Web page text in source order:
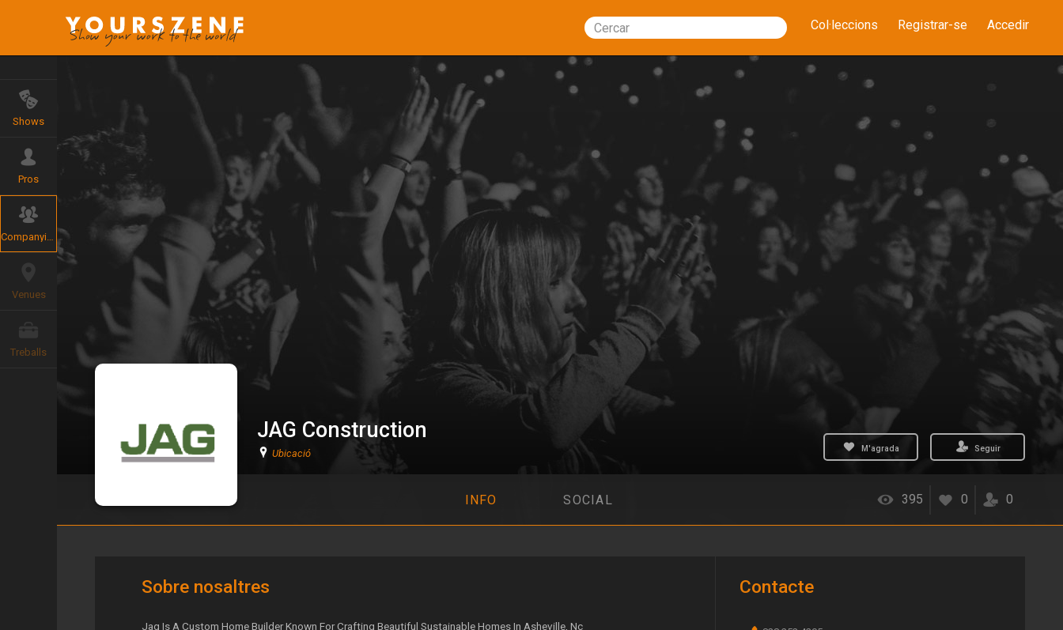
Cercar Col·leccions Registrar-se Accedir
Shows
Pros
Venues
Treballs
JAG Construction
Ubicació M'agrada Seguir
INFO SOCIAL 395 0 0
Sobre nosaltres
Jag Is A Custom Home Builder Known For Crafting Beautiful Sustainable Homes In Asheville, Nc
Contacte